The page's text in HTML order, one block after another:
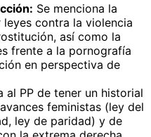
Se menciona la
contra la violencia
así como la
frente a la pornografía
en perspectiva de
al PP de tener un historial
feministas (ley del
ley de paridad) y de